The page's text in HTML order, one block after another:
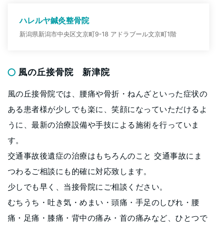
ハレルヤ鍼灸整骨院
新潟県新潟市中央区文京町9-18 アドラブール文京町1階
風の丘接骨院 新津院
風の丘接骨院では、腰痛や骨折・ねんざといった症状の
ある患者様が少しでも楽に、笑顔になっていただけるよ
うに、最新の治療設備や手技による施術を行っていま
す。
交通事故後遺症の治療はもちろんのこと 交通事故にま
つわるご相談にも的確に対応致します。
少しでも早く、当接骨院にご相談ください。
むちうち・吐き気・めまい・頭痛・手足のしびれ・腰
痛・足痛・膝痛・背中の痛み・首の痛みなど、ひとつで